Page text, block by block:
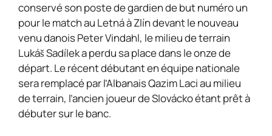
conservé son poste de gardien de but numéro un
pour le match au Letná à Zlín devant le nouveau
venu danois Peter Vindahl, le milieu de terrain
Lukáš Sadílek a perdu sa place dans le onze de
départ. Le récent débutant en équipe nationale
sera remplacé par l’Albanais Qazim Laci au milieu
de terrain, l’ancien joueur de Slovácko étant prêt à
débuter sur le banc.